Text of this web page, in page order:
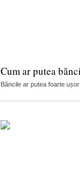
Cum ar putea
Băncile ar putea foarte